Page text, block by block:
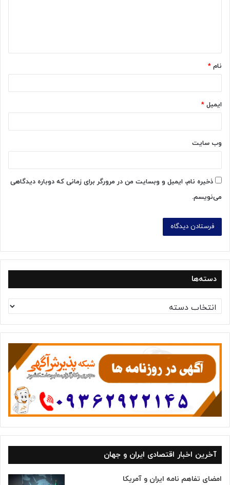
*
نام *
ایمیل *
وب‌ سایت
ذخیره نام، ایمیل و وبسایت من در مرورگر برای زمانی که دوباره دیدگاهی
می‌نویسم.
دسته‌ها
س
ت
ه‌
ه
آخرین اخبار اقتصادی ایران و جهان
امضای تفاهم نامه ایران و آمریکا